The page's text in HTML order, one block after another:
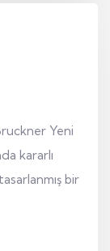
Yeni
kararlı
bir